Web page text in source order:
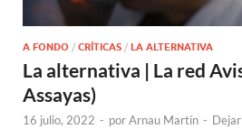
A FONDO / CRÍTICAS / LA ALTERNATIVA
La alternativa | La red
Assayas)
16 julio, 2022 - porArnau Martín -